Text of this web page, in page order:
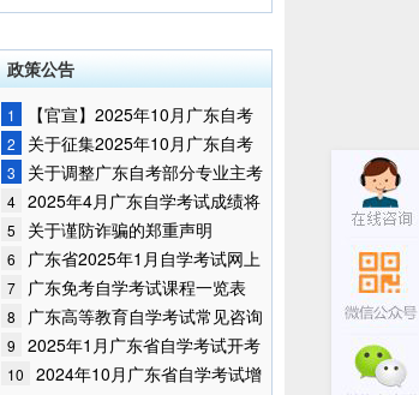
政策公告
1
【官宣】2025年10月广东自考
报名时间通知
2
关于征集2025年10月广东自考
增加开考停考专业部分课程意向的
通告
3
关于调整广东自考部分专业主考
学校的通知
4 2025年4月广东自学考试成绩将
于5月9日公布
5 关于谨防诈骗的郑重声明
6
广东省2025年1月自学考试网上
报名报考须知
7 广东免考自学考试课程一览表
8
广东高等教育自学考试常见咨询
问题
9
2025年1月广东省自学考试开考
课程考试时间安排和使用教材的通
10
2024年10月广东省自学考试增